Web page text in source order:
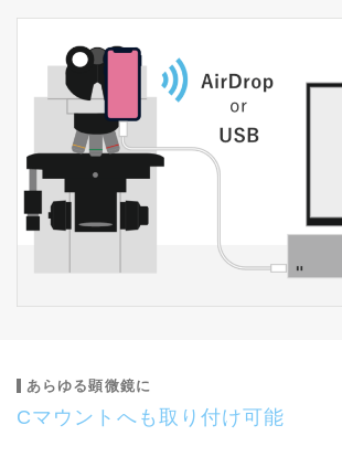
あらゆる顕微鏡に
Cマウントへも取り付け可能